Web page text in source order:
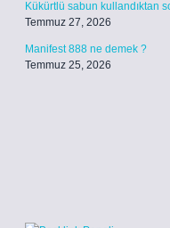
Kükürtlü sabun kullandıktan
Temmuz 27, 2026
Manifest 888 ne demek ?
Temmuz 25, 2026